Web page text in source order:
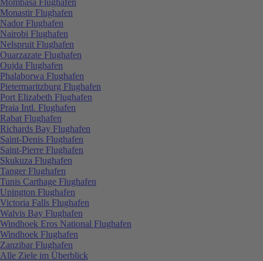
Monastir Flughafen
Nador Flughafen
Nairobi Flughafen
Nelspruit Flughafen
Ouarzazate Flughafen
Oujda Flughafen
Phalaborwa Flughafen
Pietermaritzburg Flughafen
Port Elizabeth Flughafen
Praia Intl. Flughafen
Rabat Flughafen
Richards Bay Flughafen
Saint-Denis Flughafen
Saint-Pierre Flughafen
Skukuza Flughafen
Tanger Flughafen
Tunis Carthage Flughafen
Upington Flughafen
Victoria Falls Flughafen
Walvis Bay Flughafen
Windhoek Eros National Flughafen
Windhoek Flughafen
Zanzibar Flughafen
Alle Ziele im Überblick